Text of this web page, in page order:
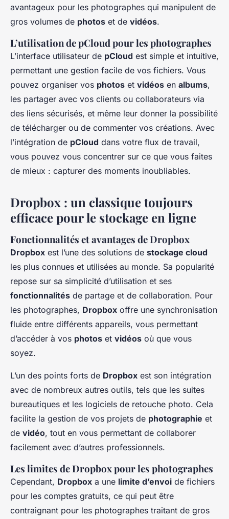
avantageux pour les photographes qui manipulent de
gros volumes de photos et de vidéos.
L’utilisation de pCloud pour les photographes
L’interface utilisateur de pCloud est simple et intuitive,
permettant une gestion facile de vos fichiers. Vous
pouvez organiser vos photos et vidéos en albums,
les partager avec vos clients ou collaborateurs via
des liens sécurisés, et même leur donner la possibilité
de télécharger ou de commenter vos créations. Avec
l’intégration de pCloud dans votre flux de travail,
vous pouvez vous concentrer sur ce que vous faites
de mieux : capturer des moments inoubliables.
Dropbox : un classique toujours
efficace pour le stockage en ligne
Fonctionnalités et avantages de Dropbox
Dropbox est l’une des solutions de stockage cloud
les plus connues et utilisées au monde. Sa popularité
repose sur sa simplicité d’utilisation et ses
fonctionnalités de partage et de collaboration. Pour
les photographes, Dropbox offre une synchronisation
fluide entre différents appareils, vous permettant
d’accéder à vos photos et vidéos où que vous
soyez.
L’un des points forts de Dropbox est son intégration
avec de nombreux autres outils, tels que les suites
bureautiques et les logiciels de retouche photo. Cela
facilite la gestion de vos projets de photographie et
de vidéo, tout en vous permettant de collaborer
facilement avec d’autres professionnels.
Les limites de Dropbox pour les photographes
Cependant, Dropbox a une limite d’envoi de fichiers
pour les comptes gratuits, ce qui peut être
contraignant pour les photographes traitant de gros